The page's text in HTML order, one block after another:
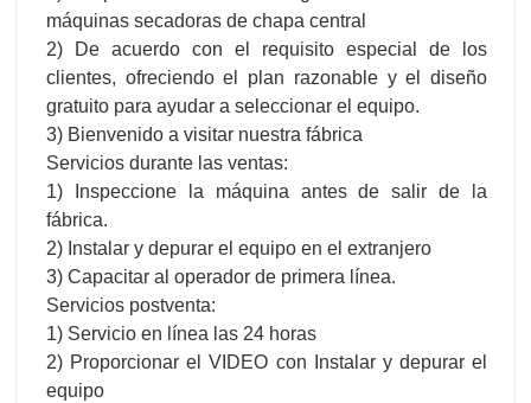
máquinas secadoras de chapa central
2) De acuerdo con el requisito especial de los
clientes, ofreciendo el plan razonable y el diseño
gratuito para ayudar a seleccionar el equipo.
3) Bienvenido a visitar nuestra fábrica
Servicios durante las ventas:
1) Inspeccione la máquina antes de salir de la
fábrica.
2) Instalar y depurar el equipo en el extranjero
3) Capacitar al operador de primera línea.
Servicios postventa:
1) Servicio en línea las 24 horas
2) Proporcionar el VIDEO con Instalar y depurar el
equipo